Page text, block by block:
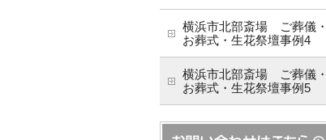
横浜市北部斎場 ご葬儀・
お葬式・生花祭壇事例4
横浜市北部斎場 ご葬儀・
お葬式・生花祭壇事例5